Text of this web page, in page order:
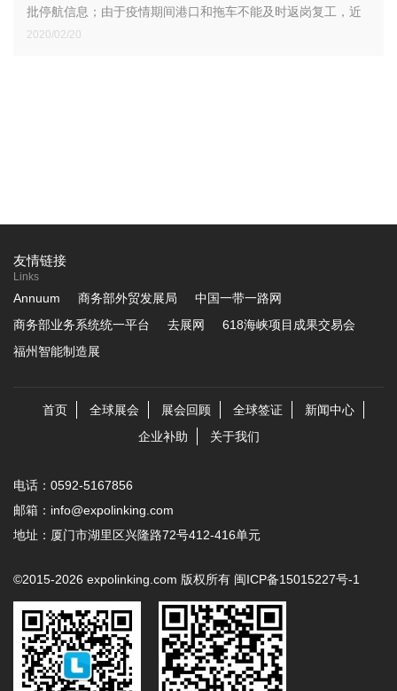
批停航信息；由于疫情期间港口和拖车不能及时返岗复工，近
期多家船公司对出口至中国部分港口的冷藏箱货物收取拥堵附
2020/02/20
友情链接
Links
Annuum 商务部外贸发展局
中国一带一路网
商务部业务系统统一平台
去展网
618海峡项目成果交易会
福州智能制造展
首页 全球展会 展会回顾 全球签证
新闻中心
企业补助
关于我们
电话：0592-5167856
邮箱：info@expolinking.com
地址：厦门市湖里区兴隆路72号412-416单元
©2015-2026 expolinking.com 版权所有 闽ICP备15015227号-1